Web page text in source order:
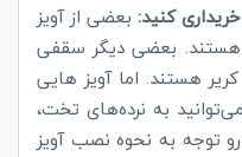
کنید: بعضی از آویز
بعضی دیگر سقفی
هستند. اما آویز هایی
به نرده‌های تخت،
توجه به نحوه نصب آویز